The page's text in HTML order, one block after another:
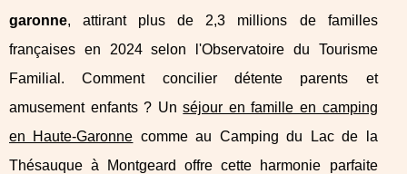
garonne, attirant plus de 2,3 millions de familles
françaises en 2024 selon l'Observatoire du Tourisme
Familial. Comment concilier détente parents et
amusement enfants ? Unséjour en famille en camping
en Haute-Garonne comme au Camping du Lac de la
Thésauque à Montgeard offre cette harmonie parfaite